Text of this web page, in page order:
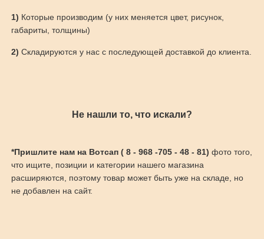
1) Которые производим (у них меняется цвет, рисунок,
габариты, толщины)
2) Складируются у нас с последующей доставкой до клиента.
Не нашли то, что искали?
*Пришлите нам на Вотсап ( 8 - 968 -705 - 48 - 81) фото того,
что ищите, позиции и категории нашего магазина
расширяются, поэтому товар может быть уже на складе, но
не добавлен на сайт.